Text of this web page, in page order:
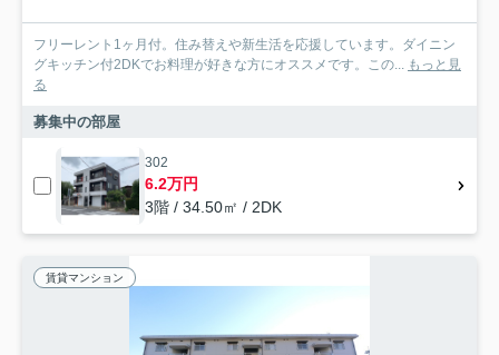
フリーレント1ヶ月付。住み替えや新生活を応援しています。ダイニン
グキッチン付2DKでお料理が好きな方にオススメです。この... もっと見
る
募集中の部屋
302
6.2万円
3階 / 34.50㎡ / 2DK
賃貸マンション